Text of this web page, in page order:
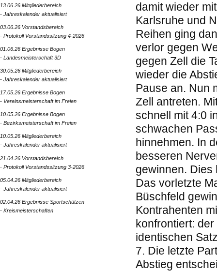
damit wieder
Karlsruhe und
Reihen ging
verlor gegen
gegen Zell die
wieder die
Pause an. Nun
Zell antreten.
schnell mit 4:0
schwachen
hinnehmen. In
besseren
gewinnen. Dies
Das vorletzte
Büschfeld
Kontrahenten
konfrontiert:
identischen
7. Die letzte
Abstieg
13.06.26 Mitgliederbereich
- Jahreskalender aktualisiert
03.06.26 Vorstandsbereich
- Protokoll Vorstandssitzung 4-2026
01.06.26 Ergebnisse Bogen
- Landesmeisterschaft 3D
30.05.26 Mitgliederbereich
- Jahreskalender aktualisiert
17.05.26 Ergebnisse Bogen
- Vereinsmeisterschaft im Freien
10.05.26 Ergebnisse Bogen
- Bezirksmeisterschaft im Freien
10.05.26 Mitgliederbereich
- Jahreskalender aktualisiert
21.04.26 Vorstandsbereich
- Protokoll Vorstandssitzung 3-2026
05.04.26 Mitgliederbereich
- Jahreskalender aktualisiert
02.04.26 Ergebnisse Sportschützen
- Kreismeisterschaften